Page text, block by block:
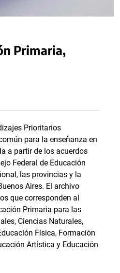
Primaria,
Prioritarios
para la enseñanza en
a partir de los acuerdos
Federal de Educación
las provincias y la
Aires. El archivo
que corresponden al
Primaria para las
Ciencias Naturales,
Física, Formación
Artística y Educación